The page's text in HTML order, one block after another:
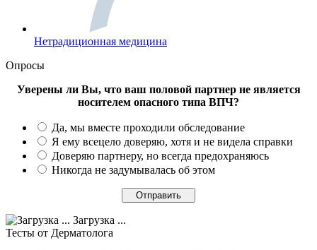
Нетрадиционная медицина
Опросы
Уверены ли Вы, что ваш половой партнер не является
носителем опасного типа ВПЧ?
Да, мы вместе проходили обследование
Я ему всецело доверяю, хотя и не видела справки
Доверяю партнеру, но всегда предохраняюсь
Никогда не задумывалась об этом
Загрузка ...
Тесты от Дерматолога